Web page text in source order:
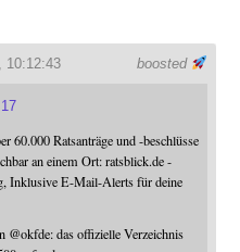
boosted
10:12:43
60.000 Ratsanträge und -beschlüsse
an einem Ort: ratsblick.de -
Inklusive E-Mail-Alerts für deine
@okfde: das offizielle Verzeichnis